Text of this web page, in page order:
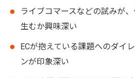
ライブコマースなどの試みが
生むか興味深い
ECが抱えている課題へのダイ
ンが印象深い